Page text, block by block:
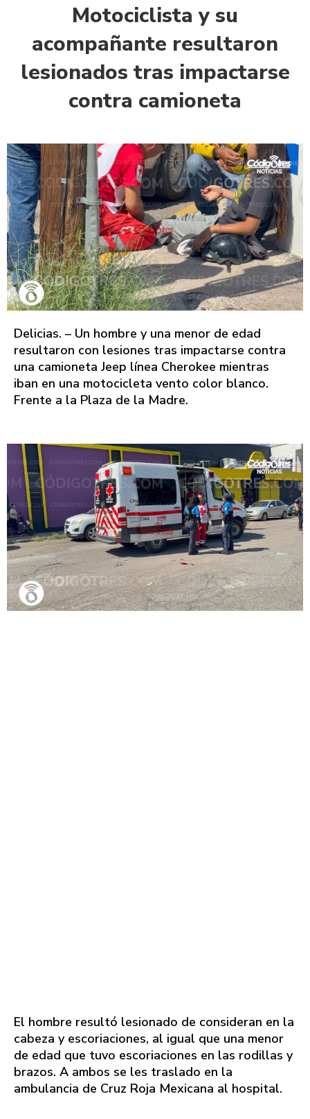
Motociclista y su
acompañante resultaron
lesionados tras impactarse
contra camioneta
Delicias. – Un hombre y una menor de edad
resultaron con lesiones tras impactarse contra
una camioneta Jeep línea Cherokee mientras
iban en una motocicleta vento color blanco.
Frente a la Plaza de la Madre.
El hombre resultó lesionado de consideran en la
cabeza y escoriaciones, al igual que una menor
de edad que tuvo escoriaciones en las rodillas y
brazos. A ambos se les traslado en la
ambulancia de Cruz Roja Mexicana al hospital.